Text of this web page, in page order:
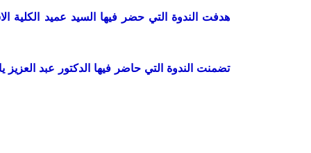
هدفت الندوة التي حضر فيها السيد عميد الكلية
تضمنت الندوة التي حاضر فيها الدكتور عبد